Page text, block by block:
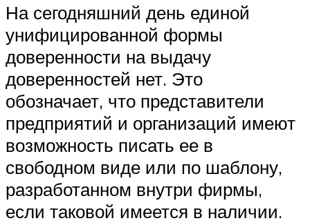
На сегодняшний день единой
унифицированной формы
доверенности на выдачу
доверенностей нет. Это
обозначает, что представители
предприятий и организаций имеют
возможность писать ее в
свободном виде или по шаблону,
разработанном внутри фирмы,
если таковой имеется в наличии.